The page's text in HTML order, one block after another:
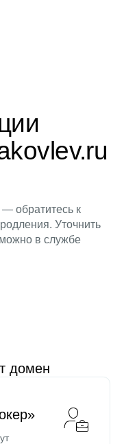
обратитесь к
Уточнить
в службе
домен